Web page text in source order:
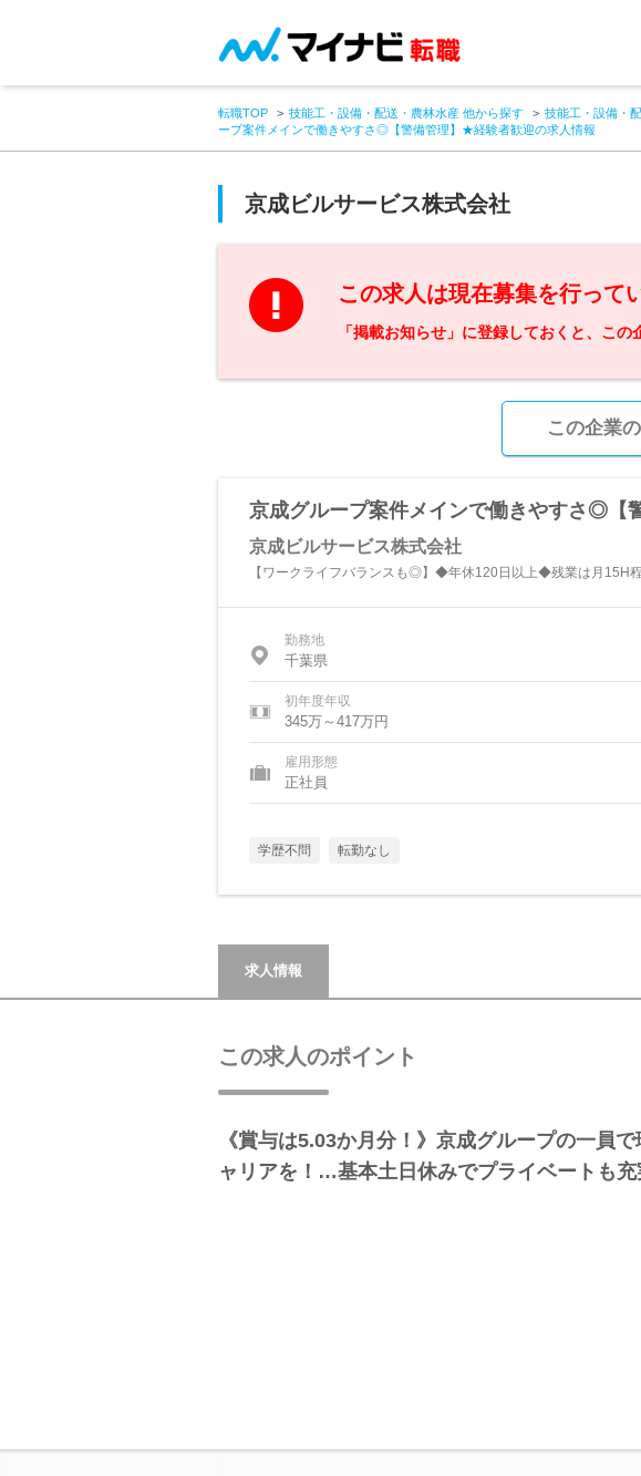
転職TOP 技能工・設備・配送・農林水産 他から探す 技能工・設備・
ープ案件メインで働きやすさ◎【警備管理】★経験者歓迎の求人情報
京成ビルサービス株式会社
この求人は現在募集を行って
「掲載お知らせ」に登録しておくと、こ
この企業
京成グループ案件メインで働きやすさ◎【
京成ビルサービス株式会社
【ワークライフバランスも◎】◆年休120日以上◆残業は月15H
勤務地
千葉県
初年度年収
345万～417万円
雇用形態
正社員
学歴不問 転勤なし
求人情報
この求人のポイント
《賞与は5.03か月分！》京成グループの一員
ャリアを！…基本土日休みでプライベートも充